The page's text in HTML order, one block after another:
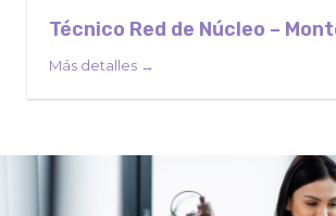
Técnico Red de Núcleo –
Más detalles